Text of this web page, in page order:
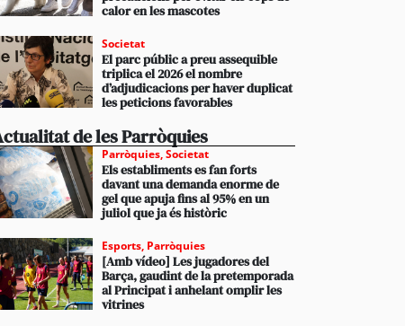
calor en les mascotes
Societat
El parc públic a preu assequible
triplica el 2026 el nombre
d’adjudicacions per haver duplicat
les peticions favorables
de les Parròquies
Parròquies,Societat
Els establiments es fan forts
davant una demanda enorme de
gel que apuja fins al 95% en un
juliol que ja és històric
Esports, Parròquies
[Amb vídeo] Les jugadores del
Barça, gaudint de la pretemporada
al Principat i anhelant omplir les
vitrines